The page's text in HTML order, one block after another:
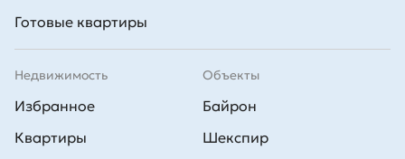
Готовые квартиры
Недвижимость
Избранное
Квартиры
Объекты
Байрон
Шекспир